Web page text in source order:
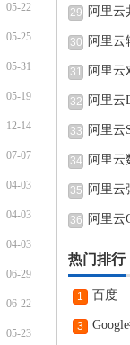
05-22
05-25
05-31
05-19
12-14
07-07
04-03
04-03
04-03
06-29
06-22
05-23
29 阿里云
30 阿里云
31
阿里云
完可
32 阿里云
33 阿里云
34 阿里云
35 阿里云
36 阿里云
热门排行
1 百度
3